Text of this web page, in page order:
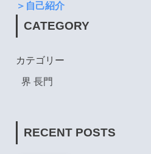
＞自己紹介
CATEGORY
カテゴリー
RECENT POSTS